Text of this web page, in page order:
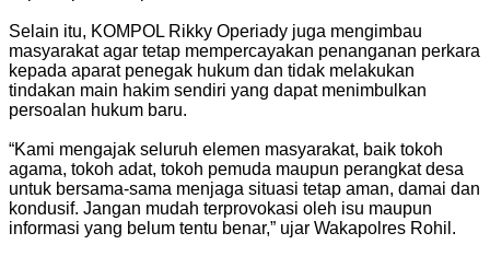
Selain itu, KOMPOL Rikky Operiady juga mengimbau
masyarakat agar tetap mempercayakan penanganan perkara
kepada aparat penegak hukum dan tidak melakukan
tindakan main hakim sendiri yang dapat menimbulkan
persoalan hukum baru.
“Kami mengajak seluruh elemen masyarakat, baik tokoh
agama, tokoh adat, tokoh pemuda maupun perangkat desa
untuk bersama-sama menjaga situasi tetap aman, damai dan
kondusif. Jangan mudah terprovokasi oleh isu maupun
informasi yang belum tentu benar,” ujar Wakapolres Rohil.